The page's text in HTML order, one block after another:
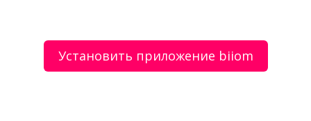
Установить приложение biiom